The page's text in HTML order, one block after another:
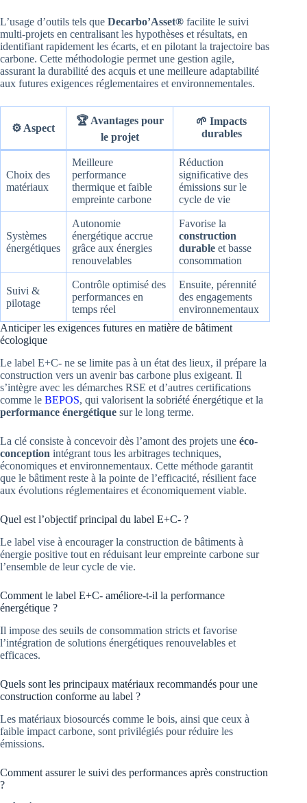
L’usage d’outils tels que Decarbo’Asset® facilite le suivi
multi-projets en centralisant les hypothèses et résultats, en
identifiant rapidement les écarts, et en pilotant la trajectoire bas
carbone. Cette méthodologie permet une gestion agile,
assurant la durabilité des acquis et une meilleure adaptabilité
aux futures exigences réglementaires et environnementales.
⚙️ Aspect
🏆 Avantages pour
le projet
🌱 Impacts
durables
Choix des
matériaux
Meilleure
performance
thermique et faible
empreinte carbone
Réduction
significative des
émissions sur le
cycle de vie
Systèmes
énergétiques
Autonomie
énergétique accrue
grâce aux énergies
renouvelables
Favorise la
construction
durable et basse
consommation
Suivi &
pilotage
Contrôle optimisé des
performances en
temps réel
Ensuite, pérennité
des engagements
environnementaux
Anticiper les exigences futures en matière de bâtiment
écologique
Le label E+C- ne se limite pas à un état des lieux, il prépare la
construction vers un avenir bas carbone plus exigeant. Il
s’intègre avec les démarches RSE et d’autres certifications
comme le BEPOS, qui valorisent la sobriété énergétique et la
performance énergétique sur le long terme.
La clé consiste à concevoir dès l’amont des projets une éco-
conception intégrant tous les arbitrages techniques,
économiques et environnementaux. Cette méthode garantit
que le bâtiment reste à la pointe de l’efficacité, résilient face
aux évolutions réglementaires et économiquement viable.
Quel est l’objectif principal du label E+C- ?
Le label vise à encourager la construction de bâtiments à
énergie positive tout en réduisant leur empreinte carbone sur
l’ensemble de leur cycle de vie.
Comment le label E+C- améliore-t-il la performance
énergétique ?
Il impose des seuils de consommation stricts et favorise
l’intégration de solutions énergétiques renouvelables et
efficaces.
Quels sont les principaux matériaux recommandés pour une
construction conforme au label ?
Les matériaux biosourcés comme le bois, ainsi que ceux à
faible impact carbone, sont privilégiés pour réduire les
émissions.
Comment assurer le suivi des performances après construction
?